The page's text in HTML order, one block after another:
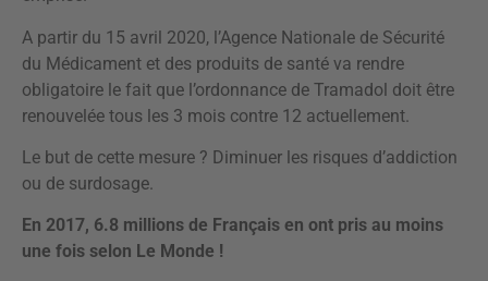
A partir du 15 avril 2020, l’Agence Nationale de Sécurité
du Médicament et des produits de santé va rendre
obligatoire le fait que l’ordonnance de Tramadol doit être
renouvelée tous les 3 mois contre 12 actuellement.
Le but de cette mesure ? Diminuer les risques d’addiction
ou de surdosage.
En 2017, 6.8 millions de Français en ont pris au moins
une fois selon Le Monde !